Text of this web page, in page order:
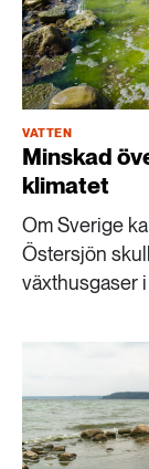
VATTEN
Minskad
klimatet
Om Sverige
Östersjön
växthusgaser
forskare vid